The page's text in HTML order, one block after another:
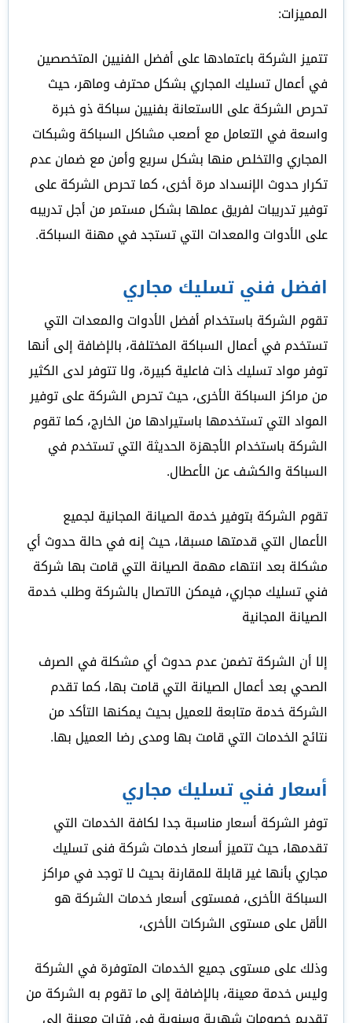
المميزات:
تتميز الشركة باعتمادها على أفضل الفنيين المتخصصين
في أعمال تسليك المجاري بشكل محترف وماهر، حيث
تحرص الشركة على الاستعانة بفنيين سباكة ذو خبرة
واسعة في التعامل مع أصعب مشاكل السباكة وشبكات
المجاري والتخلص منها بشكل سريع وأمن مع ضمان عدم
تكرار حدوث الإنسداد مرة أخرى، كما تحرص الشركة على
توفير تدريبات لفريق عملها بشكل مستمر من أجل تدريبه
على الأدوات والمعدات التي تستجد في مهنة السباكة.
افضل فني تسليك مجاري
تقوم الشركة باستخدام أفضل الأدوات والمعدات التي
تستخدم في أعمال السباكة المختلفة، بالإضافة إلى أنها
توفر مواد تسليك ذات فاعلية كبيرة، ولا تتوفر لدى الكثير
من مراكز السباكة الأخرى، حيث تحرص الشركة على توفير
المواد التي تستخدمها باستيرادها من الخارج، كما تقوم
الشركة باستخدام الأجهزة الحديثة التي تستخدم في
السباكة والكشف عن الأعطال.
تقوم الشركة بتوفير خدمة الصيانة المجانية لجميع
الأعمال التي قدمتها مسبقا، حيث إنه في حالة حدوث أي
مشكلة بعد انتهاء مهمة الصيانة التي قامت بها شركة
فني تسليك مجاري، فيمكن الاتصال بالشركة وطلب خدمة
الصيانة المجانية
إلا أن الشركة تضمن عدم حدوث أي مشكلة في الصرف
الصحي بعد أعمال الصيانة التي قامت بها، كما تقدم
الشركة خدمة متابعة للعميل بحيث يمكنها التأكد من
نتائج الخدمات التي قامت بها ومدى رضا العميل بها.
أسعار فني تسليك مجاري
توفر الشركة أسعار مناسبة جدا لكافة الخدمات التي
تقدمها، حيث تتميز أسعار خدمات شركة فنى تسليك
مجاري بأنها غير قابلة للمقارنة بحيث لا توجد في مراكز
السباكة الأخرى، فمستوى أسعار خدمات الشركة هو
الأقل على مستوى الشركات الأخرى،
وذلك على مستوى جميع الخدمات المتوفرة في الشركة
وليس خدمة معينة، بالإضافة إلى ما تقوم به الشركة من